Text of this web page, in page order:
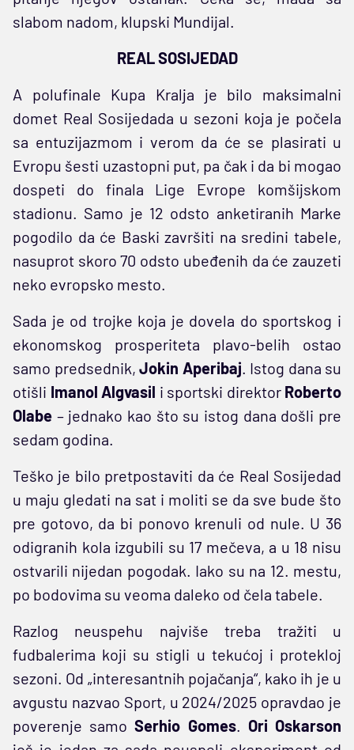
slabom nadom, klupski Mundijal.
REAL SOSIJEDAD
A polufinale Kupa Kralja je bilo maksimalni
domet Real Sosijedada u sezoni koja je počela
sa entuzijazmom i verom da će se plasirati u
Evropu šesti uzastopni put, pa čak i da bi mogao
dospeti do finala Lige Evrope komšijskom
stadionu. Samo je 12 odsto anketiranih Marke
pogodilo da će Baski završiti na sredini tabele,
nasuprot skoro 70 odsto ubeđenih da će zauzeti
neko evropsko mesto.
Sada je od trojke koja je dovela do sportskog i
ekonomskog prosperiteta plavo-belih ostao
samo predsednik, Jokin Aperibaj. Istog dana su
otišli Imanol Algvasil i sportski direktor Roberto
Olabe – jednako kao što su istog dana došli pre
sedam godina.
Teško je bilo pretpostaviti da će Real Sosijedad
u maju gledati na sat i moliti se da sve bude što
pre gotovo, da bi ponovo krenuli od nule. U 36
odigranih kola izgubili su 17 mečeva, a u 18 nisu
ostvarili nijedan pogodak. Iako su na 12. mestu,
po bodovima su veoma daleko od čela tabele.
Razlog neuspehu najviše treba tražiti u
fudbalerima koji su stigli u tekućoj i protekloj
sezoni. Od „interesantnih pojačanja“, kako ih je u
avgustu nazvao Sport, u 2024/2025 opravdao je
poverenje samoSerhio Gomes. Ori Oskarson